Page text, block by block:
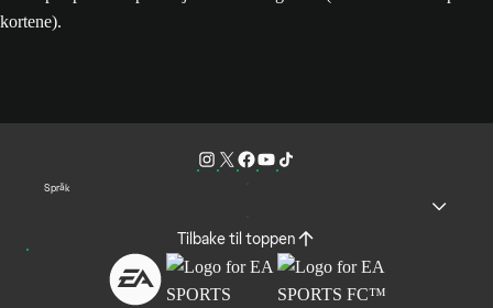
kortene).
Språk
Tilbake til toppen